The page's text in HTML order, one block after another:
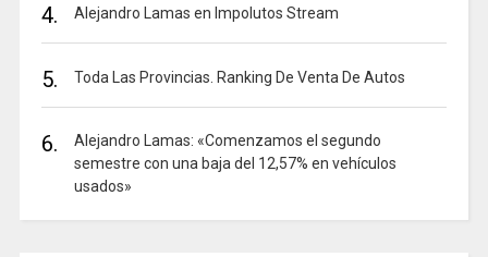
4. Alejandro Lamas en Impolutos Stream
5. Toda Las Provincias. Ranking De Venta De Autos
6.
Alejandro Lamas: «Comenzamos el segundo
semestre con una baja del 12,57% en vehículos
usados»